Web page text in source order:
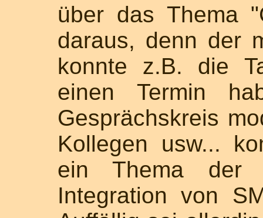
über das Thema
daraus, denn der
konnte z.B. die
einen Termin
Gesprächskreis
Kollegen usw...
ein Thema der
Integration von